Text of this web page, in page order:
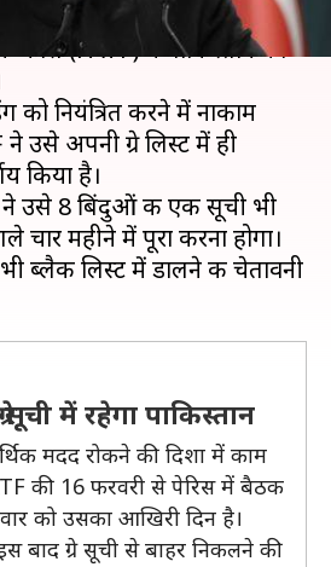
पर नजर रखने वाले निकाय
(FATF) ने पाकिस्तान को
को नियंत्रित करने में नाकाम
ने उसे अपनी ग्रे लिस्ट में ही
किया है।
उसे 8 बिंदुओं की एक सूची भी
महीने में पूरा करना होगा।
ब्लैक लिस्ट में डालने की चेतावनी
में रहेगा पाकिस्तान
मदद रोकने की दिशा में काम
की 16 फरवरी से पेरिस में बैठक
को उसका आखिरी दिन है।
बाद ग्रे सूची से बाहर निकलने की